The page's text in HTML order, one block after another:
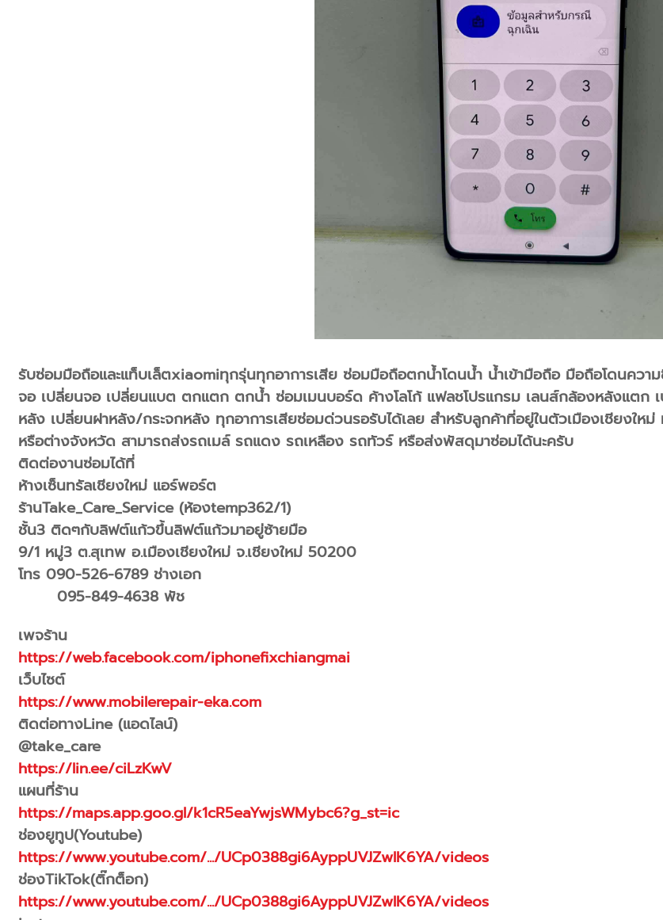
รับซ่อมมือถือและแท็บเล็ตxiaomiทุกรุ่นทุกอาการเสีย ซ่อมมือถือตกน้ำโดนน้ำ น้ำเข้ามือถือ มือถือโดนคว
จอ เปลี่ยนจอ เปลี่ยนแบต ตกแตก ตกน้ำ ซ่อมเมนบอร์ด ค้างโลโก้ แฟลชโปรแกรม เลนส์กล้องหลังแตก
หลัง เปลี่ยนฝาหลัง/กระจกหลัง ทุกอาการเสียซ่อมด่วนรอรับได้เลย สำหรับลูกค้าที่อยู่ในตัวเมืองเชียงให
หรือต่างจังหวัด สามารถส่งรถเมล์ รถแดง รถเหลือง รถทัวร์ หรือส่งพัสดุมาซ่อมได้นะครับ
ติดต่องานซ่อมได้ที่
ห้างเซ็นทรัลเชียงใหม่ แอร์พอร์ต
ร้านTake_Care_Service (ห้องtemp362/1)
ชั้น3 ติดๆกับลิฟต์แก้วขึ้นลิฟต์แก้วมาอยู่ซ้ายมือ
9/1 หมู่3 ต.สุเทพ อ.เมืองเชียงใหม่ จ.เชียงใหม่ 50200
โทร 090-526-6789 ช่างเอก
095-849-4638 พัช
เพจร้าน
https://web.facebook.com/iphonefixchiangmai
เว็บไซต์
https://www.mobilerepair-eka.com
ติดต่อทางLine (แอดไลน์)
@take_care
https://lin.ee/ciLzKwV
แผนที่ร้าน
https://maps.app.goo.gl/k1cR5eaYwjsWMybc6?g_st=ic
ช่องยูทูป(Youtube)
https://www.youtube.com/.../UCp0388gi6AyppUVJZwlK6YA/videos
ช่องTikTok(ติ๊กต็อก)
https://www.youtube.com/.../UCp0388gi6AyppUVJZwlK6YA/videos